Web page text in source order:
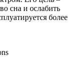
сна и ослабить
более